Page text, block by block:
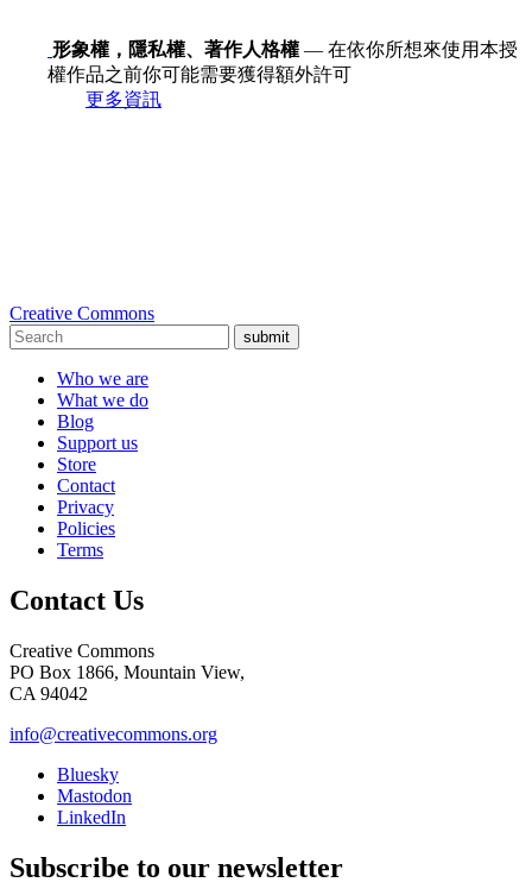
形象權，隱私權、著作人格權 — 在依你所想來使用本授
權作品之前你可能需要獲得額外許可
更多資訊
Creative Commons
submit
Who we are
What we do
Blog
Support us
Store
Contact
Privacy
Policies
Terms
Contact Us
Creative Commons
PO Box 1866, Mountain View,
CA 94042
info@creativecommons.org
Bluesky
Mastodon
LinkedIn
Subscribe to our newsletter